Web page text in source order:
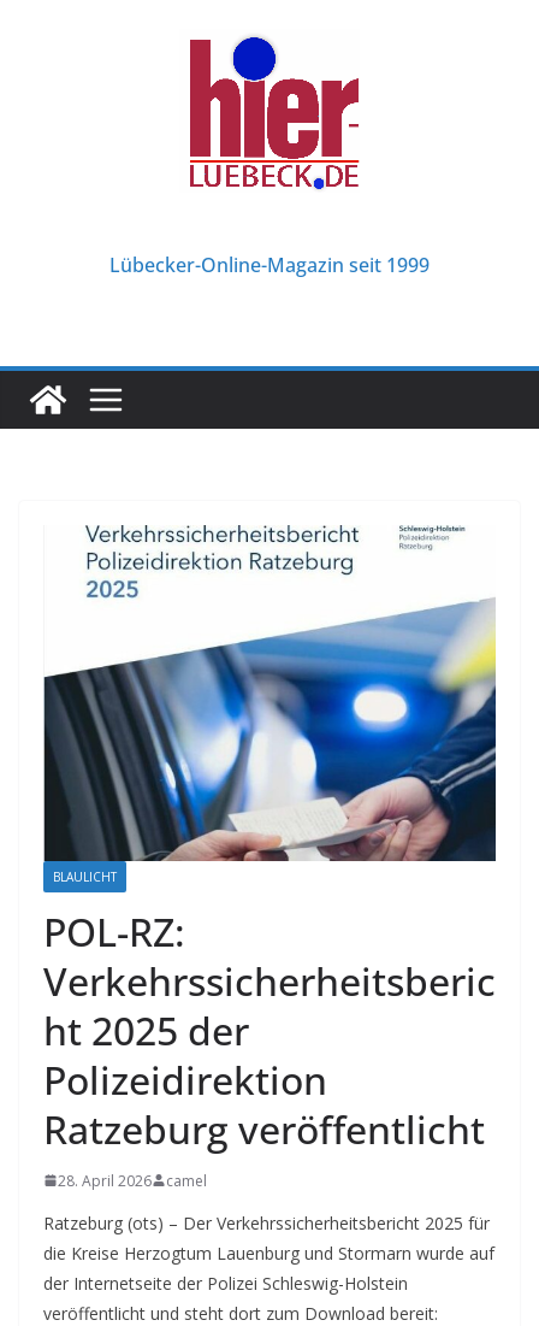
Lübecker-Online-Magazin seit 1999
BLAULICHT
POL-RZ:
Verkehrssicherheitsberic
ht 2025 der
Polizeidirektion
Ratzeburg veröffentlicht
28. April 2026 camel
Ratzeburg (ots) – Der Verkehrssicherheitsbericht 2025 für
die Kreise Herzogtum Lauenburg und Stormarn wurde auf
der Internetseite der Polizei Schleswig-Holstein
veröffentlicht und steht dort zum Download bereit: